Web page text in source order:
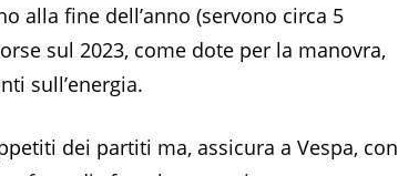
alla fine dell’anno (servono circa 5
sul 2023, come dote per la manovra,
sull’energia.
dei partiti ma, assicura a Vespa, con